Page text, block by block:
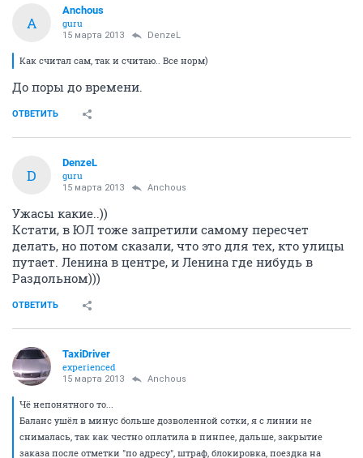
A
Anchous
guru
15 марта 2013 DenzeL
Как считал сам, так и считаю.. Все норм)
До поры до времени.
ОТВЕТИТЬ
D
DenzeL
guru
15 марта 2013 Anchous
Ужасы какие..))
Кстати, в ЮЛ тоже запретили самому пересчет
делать, но потом сказали, что это для тех, кто улицы
путает. Ленина в центре, и Ленина где нибудь в
Раздольном)))
ОТВЕТИТЬ
TaxiDriver
experienced
15 марта 2013 Anchous
Чё непонятного то...
Баланс ушёл в минус больше дозволенной сотки, я с линии не
снималась, так как честно оплатила в пинпее, дальше, закрытие
заказа после отметки "по адресу", штраф, блокировка, поездка на